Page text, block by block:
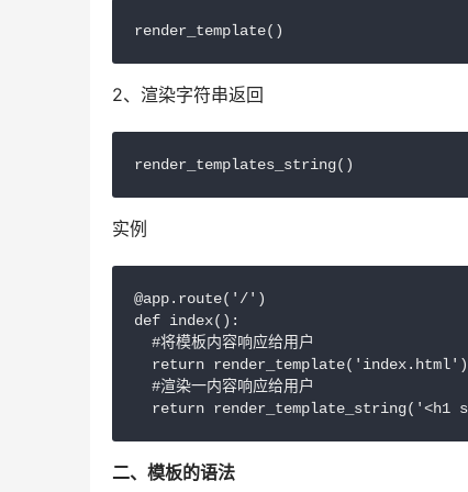
render_template()
2、渲染字符串返回
render_templates_string()
实例
@app.route('/')
def index():
  #将模板内容响应给用户
  return render_template('index.html')
  #渲染一内容响应给用户
二、模板的语法